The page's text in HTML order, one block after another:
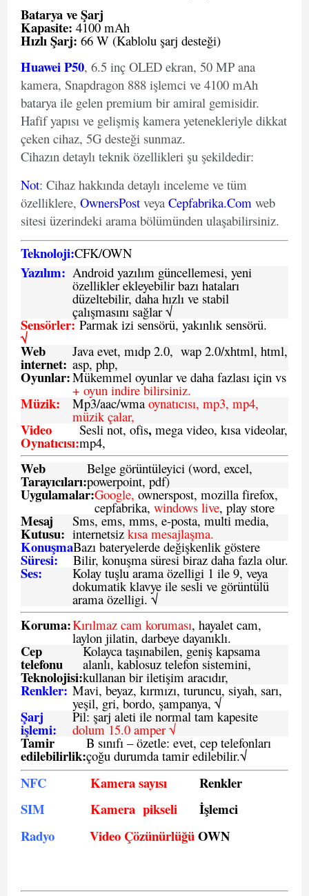
Batarya ve Şarj
Kapasite: 4100 mAh
Hızlı Şarj: 66 W (Kablolu şarj desteği)
Huawei P50, 6.5 inç OLED ekran, 50 MP ana
kamera, Snapdragon 888 işlemci ve 4100 mAh
batarya ile gelen premium bir amiral gemisidir.
Hafif yapısı ve gelişmiş kamera yetenekleriyle dikkat
çeken cihaz, 5G desteği sunmaz.
Cihazın detaylı teknik özellikleri şu şekildedir:
Not: Cihaz hakkında detaylı inceleme ve tüm
özelliklere, OwnersPost veya Cepfabrika.Com web
sitesi üzerindeki arama bölümünden ulaşabilirsiniz.
Teknoloji:CFK/OWN
Yazılım: Android yazılım güncellemesi, yeni
özellikler ekleyebilir bazı hataları
düzeltebilir, daha hızlı ve stabil
çalışmasını sağlar √
Sensörler:
√
Parmak izi sensörü, yakınlık sensörü.
Web
internet:
Java evet, mıdp 2.0, wap 2.0/xhtml, html,
asp, php,
Oyunlar:Mükemmel oyunlar ve daha fazlası için vs
+ oyun indire bilirsiniz.
Müzik: Mp3/aac/wmaoynatıcısı, mp3, mp4,
müzik çalar,
Video
Oynatıcısı:
Sesli not, ofis, mega video, kısa videolar,
mp4,
Web
Tarayıcıları:
Belge görüntüleyici (word, excel,
powerpoint, pdf)
Uygulamalar:Google, ownerspost, mozilla firefox,
cepfabrika, windows live, play store
Mesaj
Kutusu:
Sms, ems, mms, e-posta, multi media,
internetsiz kısa mesajlaşma.
Konuşma
Süresi:
Bazı bateryelerde değişkenlik göstere
Bilir, konuşma süresi biraz daha fazla olur.
Ses: Kolay tuşlu arama özelligi 1 ile 9, veya
dokumatik klavye ile sesli ve görüntülü
arama özelligi. √
Koruma:Kırılmaz cam koruması, hayalet cam,
laylon jilatin, darbeye dayanıklı.
Cep
telefonu
Teknolojisi:
Kolayca taşınabilen, geniş kapsama
alanlı, kablosuz telefon sistemini,
kullanan bir iletişim aracıdır,
Renkler: Mavi, beyaz, kırmızı, turuncu, siyah, sarı,
yeşil, gri, bordo, şampanya, √
Şarj
işlemi:
Pil: şarj aleti ile normal tam kapesite
dolum 15.0 amper √
Tamir
edilebilirlik:
B sınıfı – özetle: evet, cep telefonları
çoğu durumda tamir edilebilir.√
NFC Kamera sayısı
Renkler
SIM
Kamera pikseli
İşlemci
Radyo
Video ÇözünürlüğüOWN